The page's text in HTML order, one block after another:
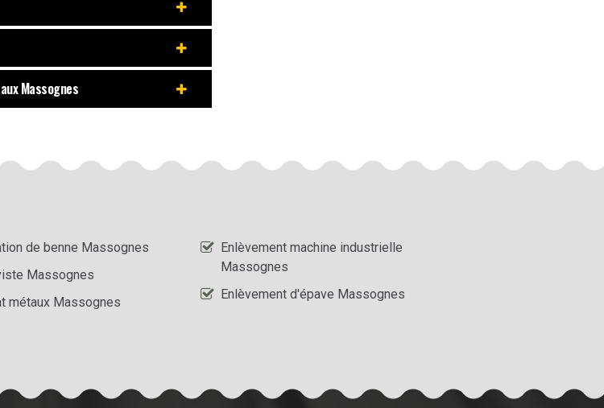
Massognes
de benne Massognes
Massognes
métaux Massognes
Enlèvement machine industrielle
Massognes
Enlèvement d'épave Massognes